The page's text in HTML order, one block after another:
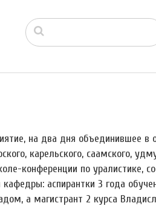
на два дня объединившее в
карельского, саамского,
конференции по уралистике,
аспирантки 3 года
а магистрант 2 курса